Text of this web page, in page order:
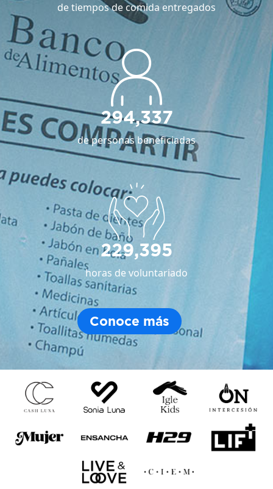
de tiempos de comida entregados
294,337
de personas beneficiadas
229,395
horas de voluntariado
Conoce más